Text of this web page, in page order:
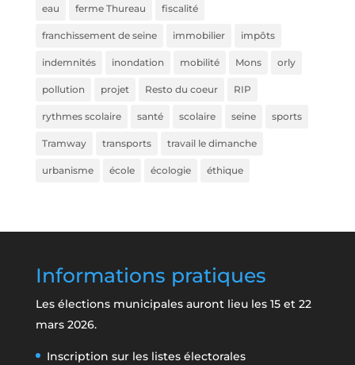
eau ferme Thureau fiscalité
franchissement de seine immobilier impôts
indemnités inondation mobilité Mons orly
pollution projet Resto du coeur RIP
rythmes scolaire santé scolaire seine sports
Tramway transports travail le dimanche
urbanisme école écologie éthique
Informations pratiques
Les élections municipales auront lieu les 15 et 22
mars 2026.
Inscription sur les listes électorales